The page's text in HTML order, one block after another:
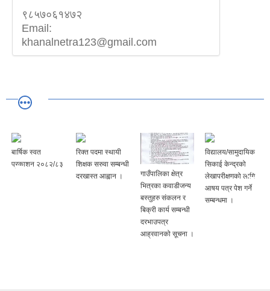
९८५७०६१४७२
Email:
khanalnetra123@gmail.com
बार्षिक स्वत
प्रकाशन २०८२/८३
रिक्त पदमा स्थायी
शिक्षक सरुवा सम्बन्धी
दरखास्त आह्वान ।
गाउँपालिका क्षेत्र
भित्रका कवाडीजन्य
बस्तुहरु संकलन र
बिक्री कार्य सम्बन्धी
दरभाउपत्र
आह्रवानको सूचना ।
विद्यालय/सामुदायिक
सिकाई केन्द्रको
लेखापरीक्षणको लागि
आषय पत्र पेश गर्ने
सम्बन्धमा ।